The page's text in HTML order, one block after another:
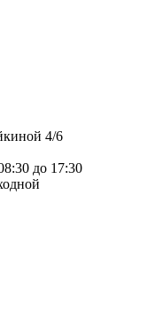
4/6
до 17:30